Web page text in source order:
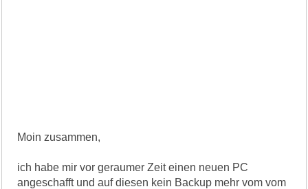
Moin zusammen,
ich habe mir vor geraumer Zeit einen neuen PC
angeschafft und auf diesen kein Backup mehr vom vom